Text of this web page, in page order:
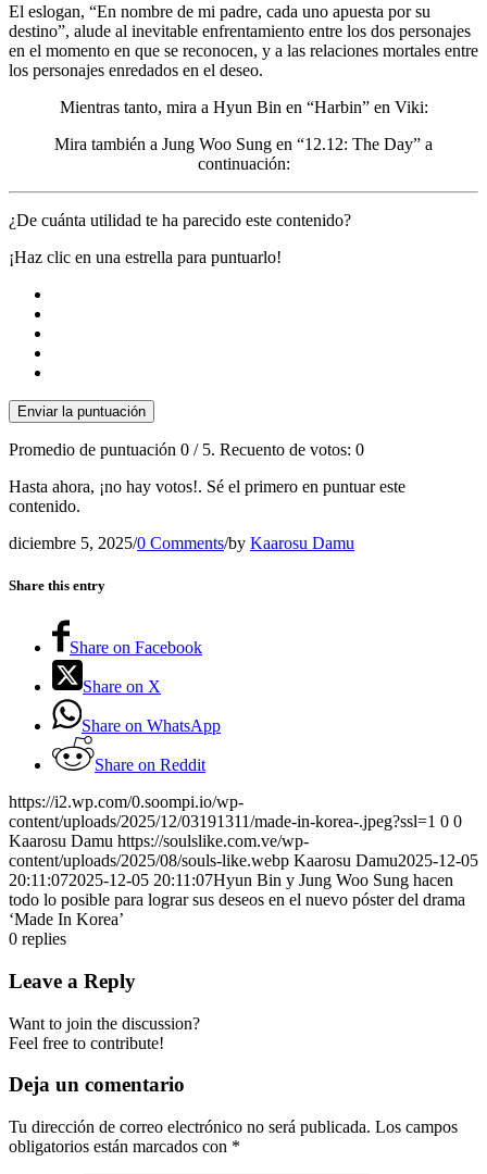
El eslogan, “En nombre de mi padre, cada uno apuesta por su
destino”, alude al inevitable enfrentamiento entre los dos personajes
en el momento en que se reconocen, y a las relaciones mortales entre
los personajes enredados en el deseo.
Mientras tanto, mira a Hyun Bin en “Harbin” en Viki:
Mira también a Jung Woo Sung en “12.12: The Day” a
continuación:
¿De cuánta utilidad te ha parecido este contenido?
¡Haz clic en una estrella para puntuarlo!
Enviar la puntuación
Promedio de puntuación 0 / 5. Recuento de votos: 0
Hasta ahora, ¡no hay votos!. Sé el primero en puntuar este
contenido.
diciembre 5, 2025/0 Comments/by Kaarosu Damu
Share this entry
Share on Facebook
Share on X
Share on WhatsApp
Share on Reddit
https://i2.wp.com/0.soompi.io/wp-
content/uploads/2025/12/03191311/made-in-korea-.jpeg?ssl=1 0 0
Kaarosu Damu https://soulslike.com.ve/wp-
content/uploads/2025/08/souls-like.webp Kaarosu Damu2025-12-05
20:11:072025-12-05 20:11:07Hyun Bin y Jung Woo Sung hacen
todo lo posible para lograr sus deseos en el nuevo póster del drama
‘Made In Korea’
0 replies
Leave a Reply
Want to join the discussion?
Feel free to contribute!
Deja un comentario
Tu dirección de correo electrónico no será publicada. Los campos
obligatorios están marcados con *